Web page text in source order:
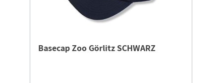
Basecap Zoo Görlitz SCHWARZ